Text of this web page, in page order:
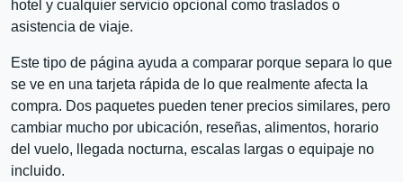
hotel y cualquier servicio opcional como traslados o
asistencia de viaje.
Este tipo de página ayuda a comparar porque separa lo que
se ve en una tarjeta rápida de lo que realmente afecta la
compra. Dos paquetes pueden tener precios similares, pero
cambiar mucho por ubicación, reseñas, alimentos, horario
del vuelo, llegada nocturna, escalas largas o equipaje no
incluido.